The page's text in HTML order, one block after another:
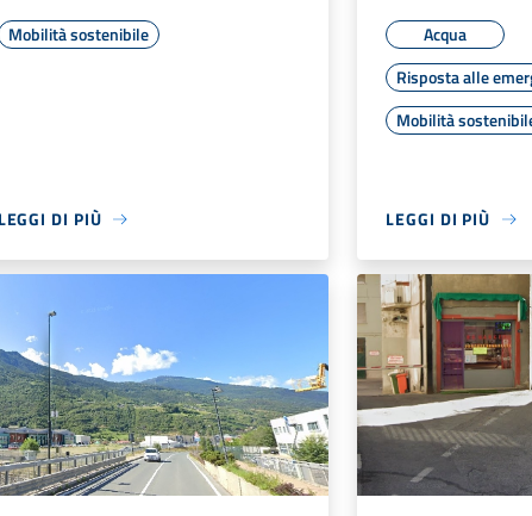
Mobilità sostenibile
LEGGI DI PIÙ
Acqua
Risposta alle
Mobilità
LEGGI DI PIÙ